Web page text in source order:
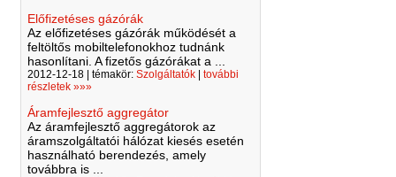
Előfizetéses gázórák
Az előfizetéses gázórák működését a
feltöltős mobiltelefonokhoz tudnánk
hasonlítani. A fizetős gázórákat a ...
2012-12-18 | témakör: Szolgáltatók| további
részletek »»»
Áramfejlesztő aggregátor
Az áramfejlesztő aggregátorok az
áramszolgáltatói hálózat kiesés esetén
használható berendezés, amely
továbbra is ...